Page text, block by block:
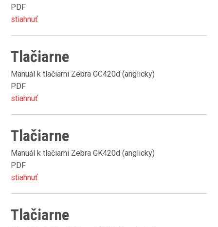
PDF
stiahnuť
Tlačiarne
Manuál k tlačiarni Zebra GC420d (anglicky)
PDF
stiahnuť
Tlačiarne
Manuál k tlačiarni Zebra GK420d (anglicky)
PDF
stiahnuť
Tlačiarne